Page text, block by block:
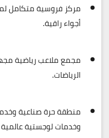
مركز فروسية متكامل
أجواء راقية.
مجمع ملاعب رياضية
الرياضات.
منطقة حرة صناعية
وخدمات لوجستية